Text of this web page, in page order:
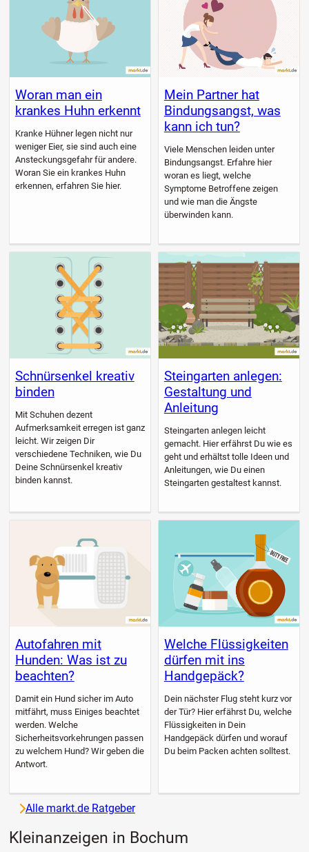
Woran man ein
krankes Huhn erkennt
Kranke Hühner legen nicht nur
weniger Eier, sie sind auch eine
Ansteckungsgefahr für andere.
Woran Sie ein krankes Huhn
erkennen, erfahren Sie hier.
Mein Partner hat
Bindungsangst, was
kann ich tun?
Viele Menschen leiden unter
Bindungsangst. Erfahre hier
woran es liegt, welche
Symptome Betroffene zeigen
und wie man die Ängste
überwinden kann.
Schnürsenkel kreativ
binden
Mit Schuhen dezent
Aufmerksamkeit erregen ist ganz
leicht. Wir zeigen Dir
verschiedene Techniken, wie Du
Deine Schnürsenkel kreativ
binden kannst.
Steingarten anlegen:
Gestaltung und
Anleitung
Steingarten anlegen leicht
gemacht. Hier erfährst Du wie es
geht und erhältst tolle Ideen und
Anleitungen, wie Du einen
Steingarten gestaltest kannst.
Autofahren mit
Hunden: Was ist zu
beachten?
Damit ein Hund sicher im Auto
mitfährt, muss Einiges beachtet
werden. Welche
Sicherheitsvorkehrungen passen
zu welchem Hund? Wir geben die
Antwort.
Welche Flüssigkeiten
dürfen mit ins
Handgepäck?
Dein nächster Flug steht kurz vor
der Tür? Hier erfährst Du, welche
Flüssigkeiten in Dein
Handgepäck dürfen und worauf
Du beim Packen achten solltest.
Alle markt.de Ratgeber
Kleinanzeigen in Bochum